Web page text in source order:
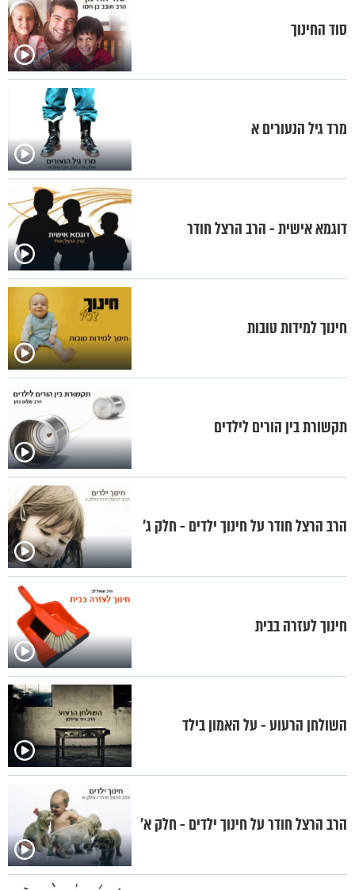
סוד החינוך
מרד גיל הנעורים א
דוגמא אישית - הרב הרצל חודר
חינוך למידות טובות
תקשורת בין הורים לילדים
הרב הרצל חודר על חינוך ילדים - חלק ג'
חינוך לעזרה בבית
השולחן הרעוע - על האמון בילד
הרב הרצל חודר על חינוך ילדים - חלק א'